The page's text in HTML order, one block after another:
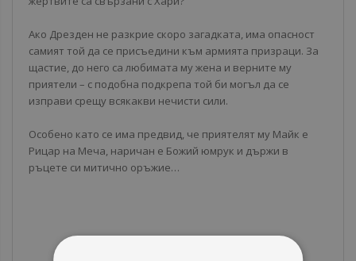
Ако Дрезден не разкрие скоро загадката, има опасност
самият той да се присъедини към армията призраци. За
щастие, до него са любимата му жена и верните му
приятели – с подобна подкрепа той би могъл да се
изправи срещу всякакви нечисти сили.
Особено като се има предвид, че приятелят му Майк е
Рицар на Меча, наричан е Божий юмрук и държи в
ръцете си митично оръжие…